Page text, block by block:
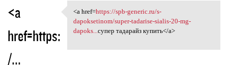
<a
href=https:
/...
<a href=https://spb-generic
<a href=https://spb-generic.ru/s-
dapoksetinom/super-tadarise-sialis-20-mg-
dapoks...супер тадарайз купить</a>